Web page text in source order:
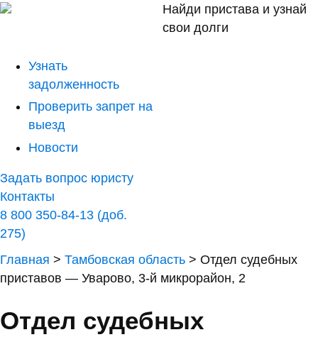
Найди пристава и узнай
свои долги
Узнать
задолженность
Проверить запрет на
выезд
Новости
Задать вопрос юристу
Контакты
8 800 350-84-13 (доб.
275)
Главная > Тамбовская область > Отдел судебных
приставов — Уварово, 3-й микрорайон, 2
Отдел судебных